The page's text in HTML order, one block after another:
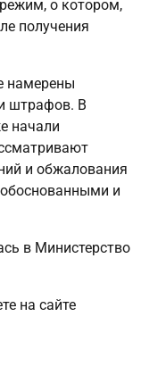
о котором,
получения
намерены
штрафов. В
начали
и обжалования
и
в Министерство
на сайте